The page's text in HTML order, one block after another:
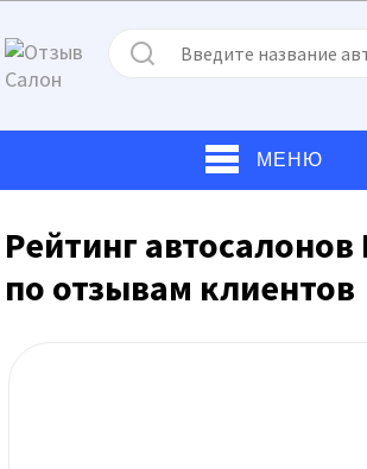
МЕНЮ
Рейтинг
по отзывам клиентов